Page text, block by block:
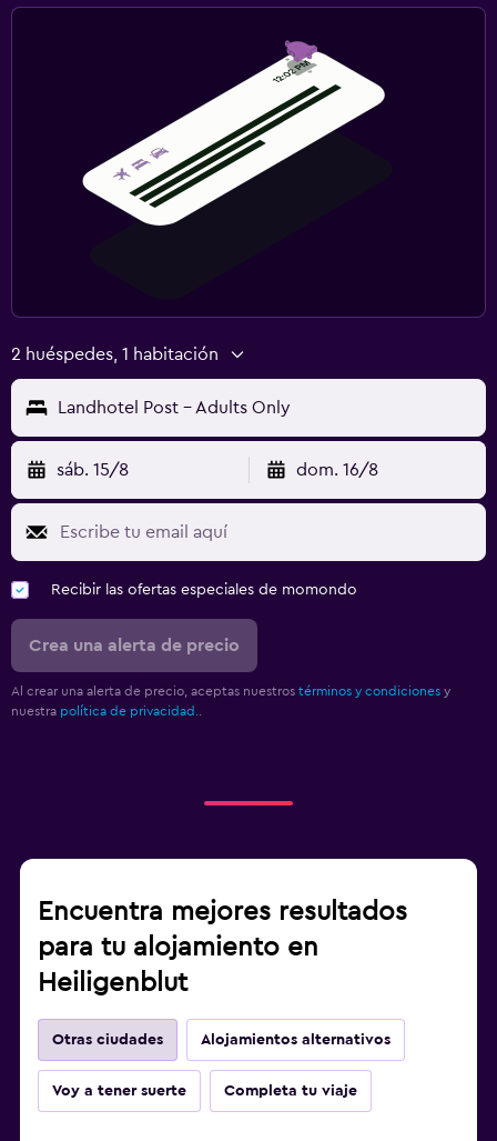
2 huéspedes, 1 habitación
Landhotel Post - Adults Only
sáb. 15/8 dom. 16/8
Recibir las ofertas especiales de momondo
Crea una alerta de precio
Al crear una alerta de precio, aceptas nuestros términos y condiciones y
nuestra política de privacidad.
Encuentra mejores resultados
para tu alojamiento en
Heiligenblut
Otras ciudades Alojamientos alternativos
Voy a tener suerte Completa tu viaje